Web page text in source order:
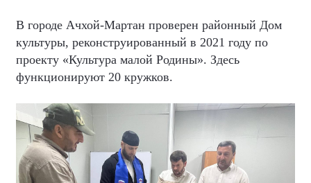
В городе Ачхой-Мартан проверен районный Дом
культуры, реконструированный в 2021 году по
проекту «Культура малой Родины». Здесь
функционируют 20 кружков.